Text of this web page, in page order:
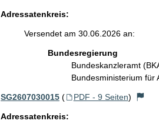
Adressatenkreis:
Versendet am 30.06.2026 an:
Bundesregierung
Bundeskanzleramt
Bundesministerium für
SG2607030015 ( PDF - 9 Seiten)
Adressatenkreis: